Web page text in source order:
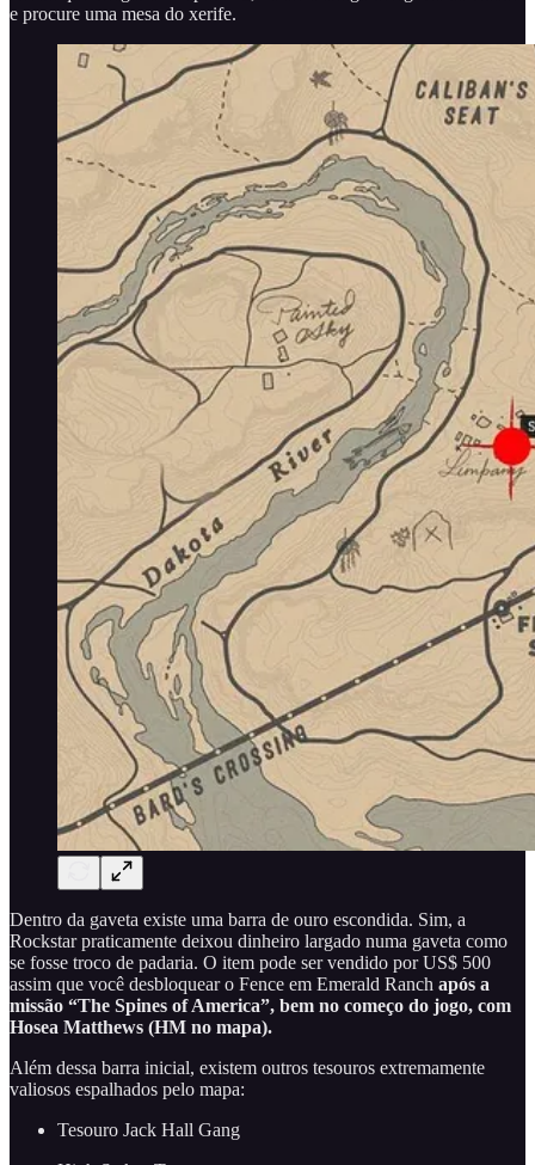
e procure uma mesa do xerife.
Dentro da gaveta existe uma barra de ouro escondida. Sim, a
Rockstar praticamente deixou dinheiro largado numa gaveta como
se fosse troco de padaria. O item pode ser vendido por US$ 500
assim que você desbloquear o Fence em Emerald Ranch após a
missão “The Spines of America”, bem no começo do jogo, com
Hosea Matthews (HM no mapa).
Além dessa barra inicial, existem outros tesouros extremamente
valiosos espalhados pelo mapa:
Tesouro Jack Hall Gang